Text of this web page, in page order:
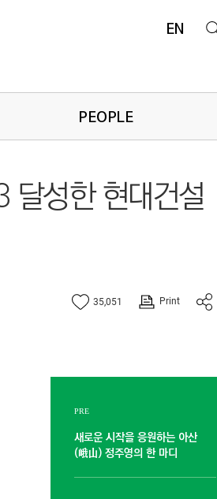
EN
PEOPLE
달성한 현대건설
35,051 Print
PRE
새로운 시작을 응원하는 아산
(峨山) 정주영의 한 마디